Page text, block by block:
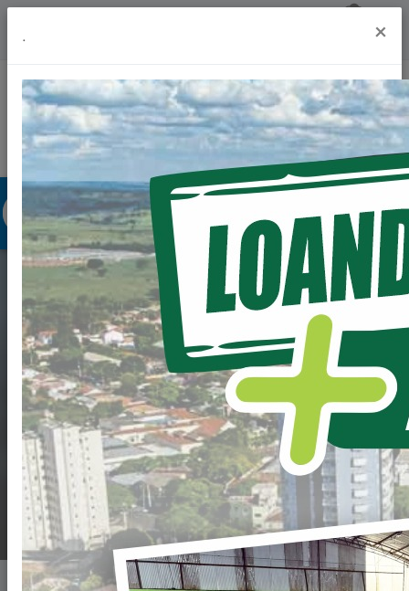
EDITAL DE CHAMADA
PÚBLICA Nº
010/2023-PML -
AGRICULTURA
FAMILIAR
Home Notícias
. ×